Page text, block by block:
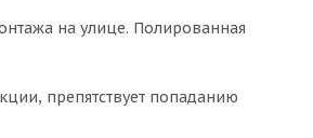
на улице. Полированная
препятствует попаданию